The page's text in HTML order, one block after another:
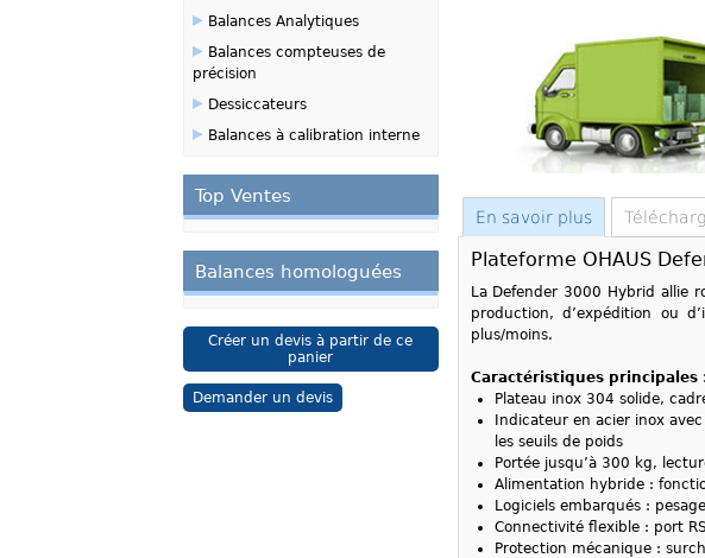
En savoir plus
Plateforme OHAUS
La Defender 3000 Hybrid allie
production, d’expédition ou
plus/moins.
Caractéristiques principales
Plateau inox 304 solide,
Indicateur en acier inox
les seuils de poids
Portée jusqu’à 300 kg,
Alimentation hybride :
Logiciels embarqués :
Connectivité flexible : port
Protection mécanique :
▸Balances Analytiques
▸Balances compteuses de
précision
▸Dessiccateurs
▸Balances à calibration interne
Top Ventes
Balances homologuées
Créer un devis à partir de ce
panier
Demander un devis